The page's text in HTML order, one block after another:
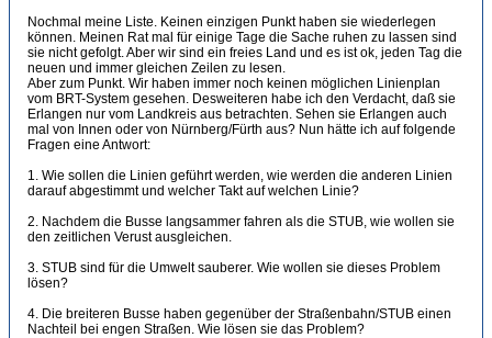
Nochmal meine Liste. Keinen einzigen Punkt haben sie wiederlegen
können. Meinen Rat mal für einige Tage die Sache ruhen zu lassen sind
sie nicht gefolgt. Aber wir sind ein freies Land und es ist ok, jeden Tag die
neuen und immer gleichen Zeilen zu lesen.
Aber zum Punkt. Wir haben immer noch keinen möglichen Linienplan
vom BRT-System gesehen. Desweiteren habe ich den Verdacht, daß sie
Erlangen nur vom Landkreis aus betrachten. Sehen sie Erlangen auch
mal von Innen oder von Nürnberg/Fürth aus? Nun hätte ich auf folgende
Fragen eine Antwort:
1. Wie sollen die Linien geführt werden, wie werden die anderen Linien
darauf abgestimmt und welcher Takt auf welchen Linie?
2. Nachdem die Busse langsammer fahren als die STUB, wie wollen sie
den zeitlichen Verust ausgleichen.
3. STUB sind für die Umwelt sauberer. Wie wollen sie dieses Problem
lösen?
4. Die breiteren Busse haben gegenüber der Straßenbahn/STUB einen
Nachteil bei engen Straßen. Wie lösen sie das Problem?